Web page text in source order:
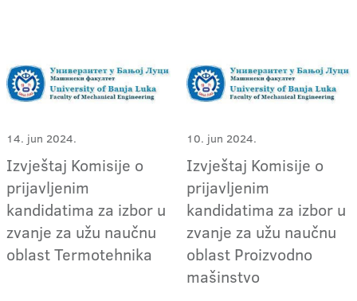
14. jun 2024.
Izvještaj Komisije o
prijavljenim
kandidatima za izbor u
zvanje za užu naučnu
oblast Termotehnika
10. jun 2024.
Izvještaj Komisije o
prijavljenim
kandidatima za izbor u
zvanje za užu naučnu
oblast Proizvodno
mašinstvo